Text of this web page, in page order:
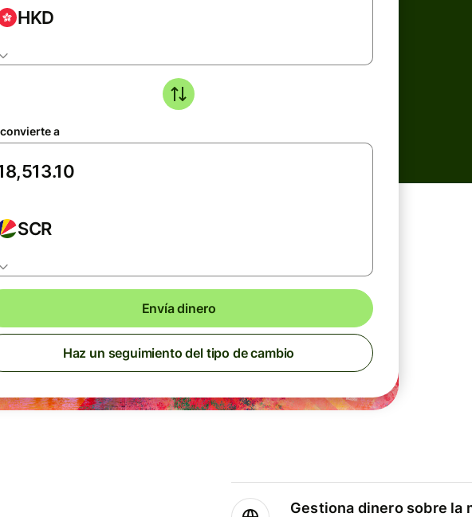
HKD
a
SCR
Envía dinero
Haz un seguimiento del tipo de cambio
Gestiona dinero sobre la